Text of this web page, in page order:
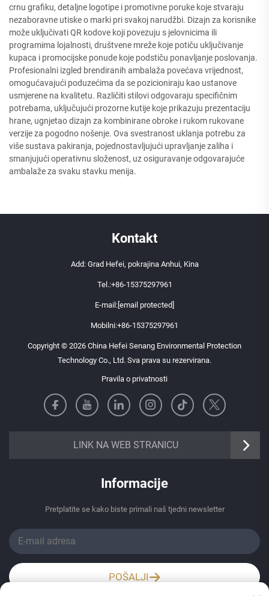
crnu grafiku, detaljne logotipe i promotivne poruke koje stvaraju
nezaboravne utiske o marki pri svakoj narudžbi. Dizajn za korisnike
može uključivati QR kodove koji povezuju s jelovnicima ili
programima lojalnosti, društvene mreže koje potiču uključivanje
kupaca i promocijske ponude koje podstiču ponavljanje poslovanja.
Profesionalni izgled brendiranih ambalaža povećava vrijednost,
omogućavajući poduzećima da se pozicioniraju kao ustanove
usmjerene na kvalitetu. Različiti stilovi odgovaraju specifičnim
potrebama, uključujući prozorne kutije koje prikazuju prezentaciju
hrane, ugnjetao dizajn za kombinirane obroke i rukom rukovane
verzije za pogodno nošenje. Ova svestranost uklanja potrebu za
više sustava pakiranja, pojednostavljujući upravljanje zaliha i
smanjujući operativnu složenost, uz osiguravanje odgovarajuće
ambalaže za svaku stavku menija.
Kontakt
Add: Grad Hefei, pokrajina Anhui, Kina
Tel.:+86-15375297961
E-mail: [email protected]
Mobilni:+86-15375297961
Copyright © 2026 China Hefei Senang Environmental Protection
Technology Co., Ltd. Sva prava su rezervirana.
Pravila o privatnosti
LINK NA WEB STRANICU
https://senangbz.en.alibaba.com
Informacije
Pretplatite se kako biste primali naš tjedni newsletter
POŠALJI